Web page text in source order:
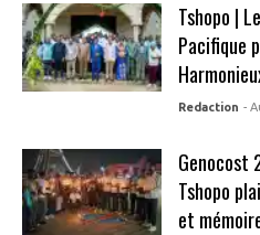
Tshopo |
Pacifique
Redaction -
Genocost
Tshopo
et